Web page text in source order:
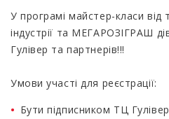
У програмі майстер-класи від
індустрії та МЕГАРОЗІГРАШ
Гулівер та партнерів!!!
Умови участі для реєстрації:
Бути підписником ТЦ Гулівер